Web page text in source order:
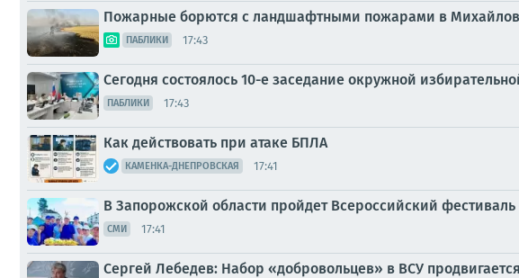
Пожарные борются с ландшафтными пожарами в
ПАБЛИКИ 17:43
Сегодня состоялось 10-е заседание окружной
ПАБЛИКИ 17:43
Как действовать при атаке БПЛА
КАМЕНКА-ДНЕПРОВСКАЯ 17:41
В Запорожской области пройдет Всероссийский
СМИ 17:41
Сергей Лебедев: Набор «добровольцев» в ВСУ